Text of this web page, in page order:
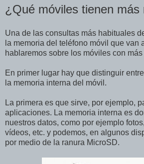
¿Qué móviles tienen más
Una de las consultas más habituales
la memoria del teléfono móvil que van
hablaremos sobre los móviles con más
En primer lugar hay que distinguir
la memoria interna del móvil.
La primera es que sirve, por ejemplo,
aplicaciones. La memoria interna es
nuestros datos, como por ejemplo
vídeos, etc. y podemos, en algunos
por medio de la ranura MicroSD.